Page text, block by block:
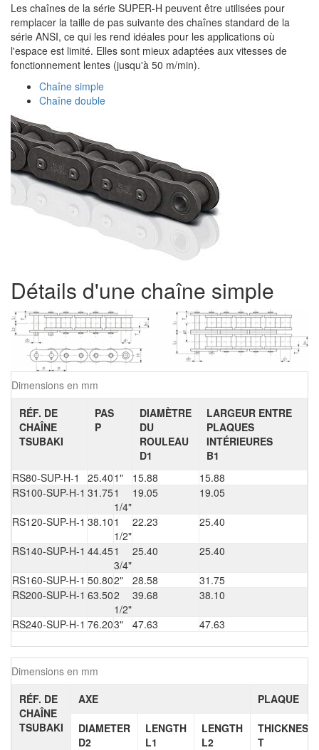
Les chaînes de la série SUPER-H peuvent être utilisées pour
remplacer la taille de pas suivante des chaînes standard de la
série ANSI, ce qui les rend idéales pour les applications où
l'espace est limité. Elles sont mieux adaptées aux vitesses de
fonctionnement lentes (jusqu'à 50 m/min).
Chaîne simple
Chaîne double
Détails d'une chaîne simple
Dimensions en mm
RÉF. DE
CHAÎNE
TSUBAKI
PAS
P
DIAMÈTRE
DU
ROULEAU
D1
LARGEUR ENTRE
PLAQUES
INTÉRIEURES
B1
RS80-SUP-H-1
25.401" 15.88
15.88
RS100-SUP-H-1 31.751
1/4"
19.05 19.05
RS120-SUP-H-1 38.101
1/2"
22.23 25.40
RS140-SUP-H-1 44.451
3/4"
25.40 25.40
RS160-SUP-H-1 50.802" 28.58
31.75
RS200-SUP-H-1 63.502
1/2"
39.68 38.10
RS240-SUP-H-1 76.203" 47.63 47.63
Dimensions en mm
RÉF. DE
CHAÎNE
TSUBAKI
AXE PLAQUE
DIAMETER
D2
LENGTH
L1
LENGTH
L2
THICKNESS
T